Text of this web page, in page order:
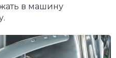
в машину